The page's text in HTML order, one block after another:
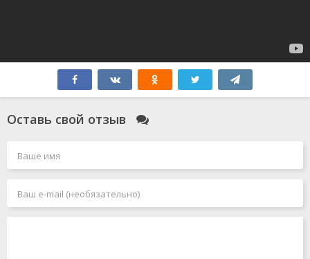
Оставь свой отзыв